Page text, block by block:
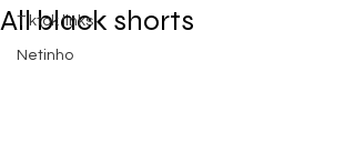
Tiktok links
Netinho
All black shorts